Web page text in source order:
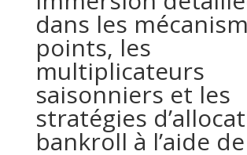
dans les
points, les
multiplicateurs
saisonniers et les
stratégies
bankroll à l’aide de